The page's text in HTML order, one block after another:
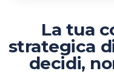
La tua
strategica
decidi,